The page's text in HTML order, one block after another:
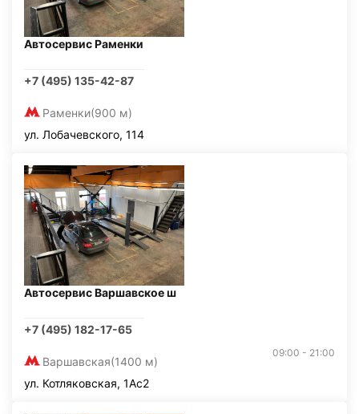
Автосервис Раменки
+7 (495) 135-42-87
Раменки(900 м)
ул. Лобачевского, 114
Автосервис Варшавское ш
+7 (495) 182-17-65
Варшавская(1400 м)
09:00 - 21:00
ул. Котляковская, 1Ас2